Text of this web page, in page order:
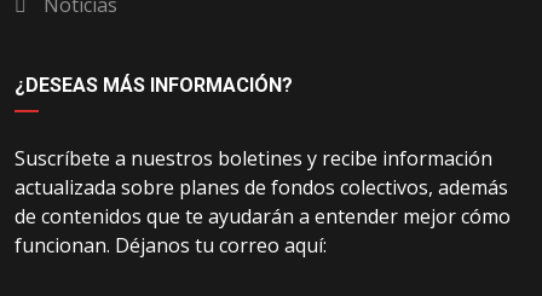
¿DESEAS MÁS INFORMACIÓN?
Suscríbete a nuestros boletines y recibe información
actualizada sobre planes de fondos colectivos, además
de contenidos que te ayudarán a entender mejor cómo
funcionan. Déjanos tu correo aquí: